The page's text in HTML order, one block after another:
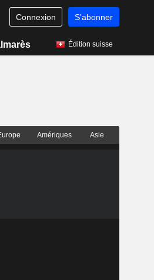
Connexion S'abonner
Édition suisse
Amériques Asie